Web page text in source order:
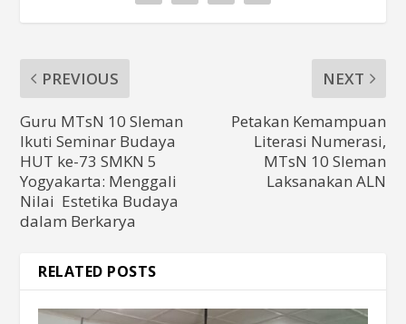
PREVIOUS
Guru MTsN 10 Sleman
Ikuti Seminar Budaya
HUT ke-73 SMKN 5
Yogyakarta: Menggali
Nilai Estetika Budaya
dalam Berkarya
NEXT
Petakan Kemampuan
Literasi Numerasi,
MTsN 10 Sleman
Laksanakan ALN
RELATED POSTS